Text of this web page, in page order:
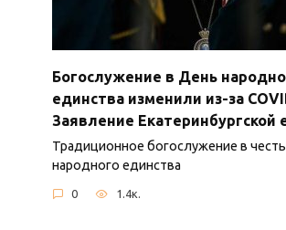
Богослужение в День
единства изменили из-за
Заявление Екатеринбургской
Традиционное богослужение в
народного единства
0 1.4к.